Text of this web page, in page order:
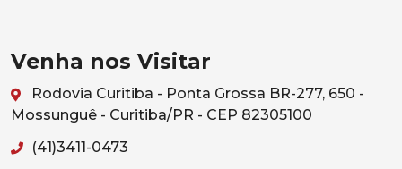
Venha nos Visitar
Rodovia Curitiba - Ponta Grossa BR-277, 650 -
Mossunguê - Curitiba/PR - CEP 82305100
(41)3411-0473